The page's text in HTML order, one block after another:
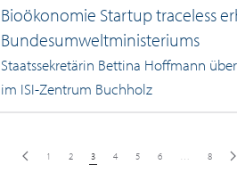
Bioökonomie Startup traceless
Bundesumweltministeriums
Staatssekretärin Bettina Hoffmann
im ISI-Zentrum Buchholz
1 2 3 4 5 6 8